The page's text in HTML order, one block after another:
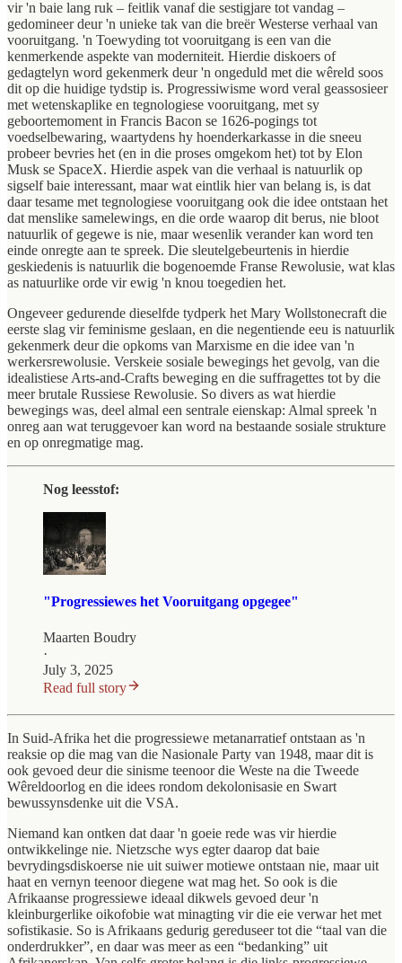
vir 'n baie lang ruk – feitlik vanaf die sestigjare tot vandag –
gedomineer deur 'n unieke tak van die breër Westerse verhaal van
vooruitgang. 'n Toewyding tot vooruitgang is een van die
kenmerkende aspekte van moderniteit. Hierdie diskoers of
gedagtelyn word gekenmerk deur 'n ongeduld met die wêreld soos
dit op die huidige tydstip is. Progressiwisme word veral geassosieer
met wetenskaplike en tegnologiese vooruitgang, met sy
geboortemoment in Francis Bacon se 1626-pogings tot
voedselbewaring, waartydens hy hoenderkarkasse in die sneeu
probeer bevries het (en in die proses omgekom het) tot by Elon
Musk se SpaceX. Hierdie aspek van die verhaal is natuurlik op
sigself baie interessant, maar wat eintlik hier van belang is, is dat
daar tesame met tegnologiese vooruitgang ook die idee ontstaan het
dat menslike samelewings, en die orde waarop dit berus, nie bloot
natuurlik of gegewe is nie, maar wesenlik verander kan word ten
einde onregte aan te spreek. Die sleutelgebeurtenis in hierdie
geskiedenis is natuurlik die bogenoemde Franse Rewolusie, wat klas
as natuurlike orde vir ewig 'n knou toegedien het.
Ongeveer gedurende dieselfde tydperk het Mary Wollstonecraft die
eerste slag vir feminisme geslaan, en die negentiende eeu is natuurlik
gekenmerk deur die opkoms van Marxisme en die idee van 'n
werkersrewolusie. Verskeie sosiale bewegings het gevolg, van die
idealistiese Arts-and-Crafts beweging en die suffragettes tot by die
meer brutale Russiese Rewolusie. So divers as wat hierdie
bewegings was, deel almal een sentrale eienskap: Almal spreek 'n
onreg aan wat teruggevoer kan word na bestaande sosiale strukture
en op onregmatige mag.
Nog leesstof:
"Progressiewes het Vooruitgang opgegee"
Maarten Boudry
·
July 3, 2025
Read full story
In Suid-Afrika het die progressiewe metanarratief ontstaan as 'n
reaksie op die mag van die Nasionale Party van 1948, maar dit is
ook gevoed deur die sinisme teenoor die Weste na die Tweede
Wêreldoorlog en die idees rondom dekolonisasie en Swart
bewussynsdenke uit die VSA.
Niemand kan ontken dat daar 'n goeie rede was vir hierdie
ontwikkelinge nie. Nietzsche wys egter daarop dat baie
bevrydingsdiskoerse nie uit suiwer motiewe ontstaan nie, maar uit
haat en vernyn teenoor diegene wat mag het. So ook is die
Afrikaanse progressiewe ideaal dikwels gevoed deur 'n
kleinburgerlike oikofobie wat minagting vir die eie verwar het met
sofistikasie. So is Afrikaans gedurig gereduseer tot die “taal van die
onderdrukker”, en daar was meer as een “bedanking” uit